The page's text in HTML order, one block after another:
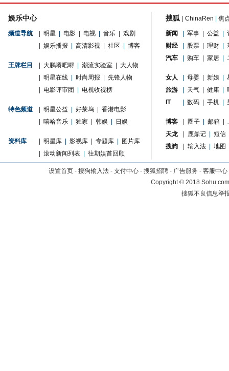
娱乐中心
频道导航 明星 电影 电视 音乐
戏剧
娱乐播报 高清影视 社区 博客
王牌栏目 大鹏嘚吧嘚 潮流实验室
大人物
明星在线 时尚周报
先锋人物
电影评审团 电视收视榜
特色频道 明星公益 好莱坞
香港电影
嘻哈音乐 独家 韩娱 日娱
资料库 明星库 影视库 专题库
图片库
滚动新闻列表 往期娱首回顾
搜狐 ChinaRen 焦
新闻 军事 公益
财经
股票 理财
汽车
购车 家居
女人 母婴 新娘
旅游
天气 健康
IT
数码 手机
博客 圈子 邮箱
天龙
鹿鼎记
短信
搜狗
输入法 地图
设置首页 - 搜狗输入法 - 支付中心 - 搜狐招聘 - 广告服务 - 客服中心
Copyright©2018
搜狐不良信息举